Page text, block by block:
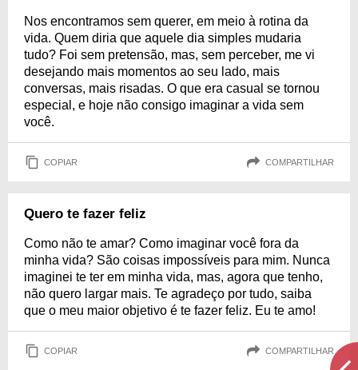
Nos encontramos sem querer, em meio à rotina da
vida. Quem diria que aquele dia simples mudaria
tudo? Foi sem pretensão, mas, sem perceber, me vi
desejando mais momentos ao seu lado, mais
conversas, mais risadas. O que era casual se tornou
especial, e hoje não consigo imaginar a vida sem
você.
COPIAR COMPARTILHAR
Quero te fazer feliz
Como não te amar? Como imaginar você fora da
minha vida? São coisas impossíveis para mim. Nunca
imaginei te ter em minha vida, mas, agora que tenho,
não quero largar mais. Te agradeço por tudo, saiba
que o meu maior objetivo é te fazer feliz. Eu te amo!
COPIAR COMPARTILHAR